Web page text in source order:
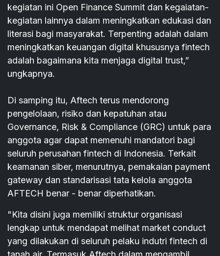
kegiatan ini Open Finance Summit dan kegaiatan-
kegiatan lainnya dalam meningkatkan edukasi dan
literasi bagi masyarakat. Terpenting adalah dalam
meningkatkan keuangan digital khususnya fintech
adalah bagaimana kita menjaga digital trust,”
ungkapnya.
Di samping itu, Aftech terus mendorong
pengelolaan, risiko dan kepatuhan atau
Governance, Risk & Compliance (GRC) untuk para
anggota agar dapat memenuhi mandatori bagi
seluruh perusahan fintech di Indonesia. Terkait
keamanan siber, menurutnya, pemakaian payment
gateway dan standarisasi tata kelola anggota
AFTECH benar - benar diperhatikan.
"Kita disini juga memiliki struktur organisasi
lengkap untuk mendapat melihat market conduct
yang dilakukan di seluruh pelaku indutri fintech di